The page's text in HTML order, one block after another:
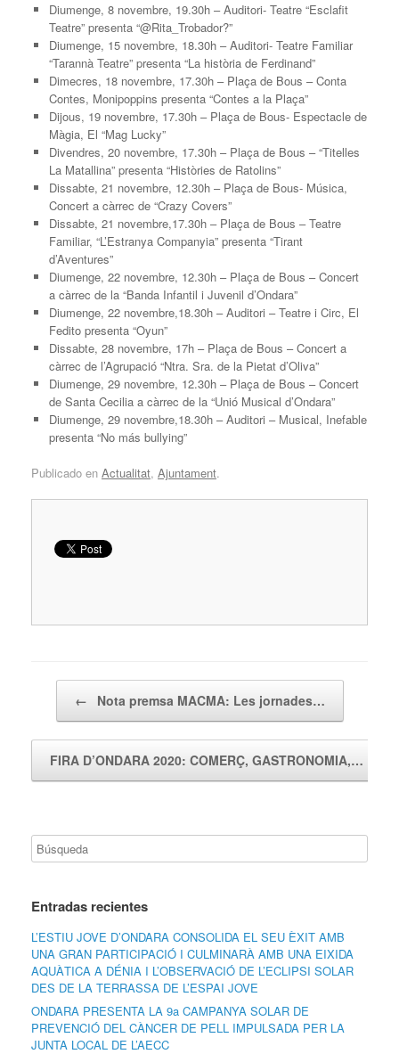
Diumenge, 8 novembre, 19.30h – Auditori- Teatre “Esclafit
Teatre” presenta “@Rita_Trobador?”
Diumenge, 15 novembre, 18.30h – Auditori- Teatre Familiar
“Tarannà Teatre” presenta “La història de Ferdinand”
Dimecres, 18 novembre, 17.30h – Plaça de Bous – Conta
Contes, Monipoppins presenta “Contes a la Plaça”
Dijous, 19 novembre, 17.30h – Plaça de Bous- Espectacle de
Màgia, El “Mag Lucky”
Divendres, 20 novembre, 17.30h – Plaça de Bous – “Titelles
La Matallina” presenta “Històries de Ratolins”
Dissabte, 21 novembre, 12.30h – Plaça de Bous- Música,
Concert a càrrec de “Crazy Covers”
Dissabte, 21 novembre,17.30h – Plaça de Bous – Teatre
Familiar, “L’Estranya Companyia” presenta “Tirant
d’Aventures”
Diumenge, 22 novembre, 12.30h – Plaça de Bous – Concert
a càrrec de la “Banda Infantil i Juvenil d’Ondara”
Diumenge, 22 novembre,18.30h – Auditori – Teatre i Circ, El
Fedito presenta “Oyun”
Dissabte, 28 novembre, 17h – Plaça de Bous – Concert a
càrrec de l’Agrupació “Ntra. Sra. de la Pietat d’Oliva”
Diumenge, 29 novembre, 12.30h – Plaça de Bous – Concert
de Santa Cecilia a càrrec de la “Unió Musical d’Ondara”
Diumenge, 29 novembre,18.30h – Auditori – Musical, Inefable
presenta “No más bullying”
Publicado en Actualitat, Ajuntament.
← Nota premsa MACMA: Les jornades…
FIRA D’ONDARA 2020: COMERÇ, GASTRONOMIA,…
Entradas recientes
L’ESTIU JOVE D’ONDARA CONSOLIDA EL SEU ÈXIT AMB
UNA GRAN PARTICIPACIÓ I CULMINARÀ AMB UNA EIXIDA
AQUÀTICA A DÉNIA I L’OBSERVACIÓ DE L’ECLIPSI SOLAR
DES DE LA TERRASSA DE L’ESPAI JOVE
ONDARA PRESENTA LA 9a CAMPANYA SOLAR DE
PREVENCIÓ DEL CÀNCER DE PELL IMPULSADA PER LA
JUNTA LOCAL DE L’AECC